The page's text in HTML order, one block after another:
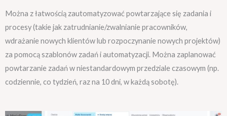
Można z łatwością zautomatyzować powtarzające się zadania i
procesy (takie jak zatrudnianie/zwalnianie pracowników,
wdrażanie nowych klientów lub rozpoczynanie nowych projektów)
za pomocą szablonów zadań i automatyzacji. Można zaplanować
powtarzanie zadań w niestandardowym przedziale czasowym (np.
codziennie, co tydzień, raz na 10 dni, w każdą sobotę).